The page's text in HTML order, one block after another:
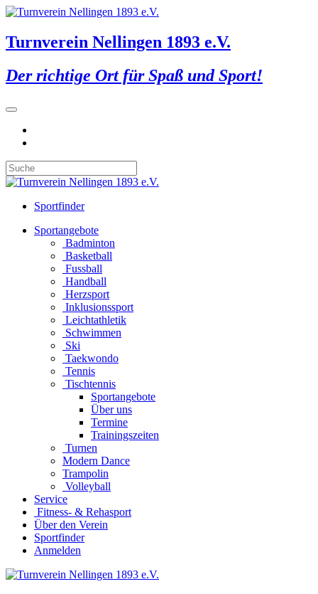
Turnverein Nellingen 1893 e.V.
Der richtige Ort für Spaß und Sport!
Sportfinder
Sportangebote
Badminton
Basketball
Fussball
Handball
Herzsport
Inklusionssport
Leichtathletik
Schwimmen
Ski
Taekwondo
Tennis
Tischtennis
Sportangebote
Über uns
Termine
Trainingszeiten
Turnen
Modern Dance
Trampolin
Volleyball
Service
Fitness- & Rehasport
Über den Verein
Sportfinder
Anmelden